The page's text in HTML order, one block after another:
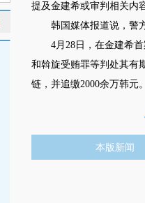
提及金建希或审判相关内
韩国媒体报道说，警方
4月28日，在金建希首
和斡旋受贿罪等判处其有
链，并追缴2000余万韩元。
本版新闻